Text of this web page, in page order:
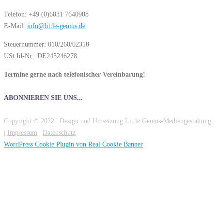
Telefon: +49 (0)6831 7640908
E-Mail: info@little-genius.de
Steuernummer: 010/260/02318
USt.Id-Nr.: DE245246278
Termine gerne nach telefonischer Vereinbarung!
ABONNIEREN SIE UNS...
Copyright © 2022 | Design und Umsetzung Little.Genius-Mediengestaltung
| Impressum | Datenschutz
WordPress Cookie Plugin von Real Cookie Banner